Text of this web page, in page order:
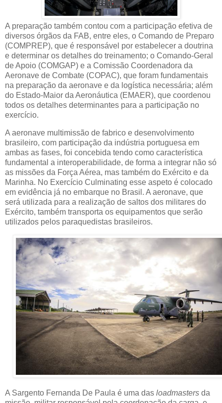
A preparação também contou com a participação efetiva de
diversos órgãos da FAB, entre eles, o Comando de Preparo
(COMPREP), que é responsável por estabelecer a doutrina
e determinar os detalhes do treinamento; o Comando-Geral
de Apoio (COMGAP) e a Comissão Coordenadora da
Aeronave de Combate (COPAC), que foram fundamentais
na preparação da aeronave e da logística necessária; além
do Estado-Maior da Aeronáutica (EMAER), que coordenou
todos os detalhes determinantes para a participação no
exercício.
A aeronave multimissão de fabrico e desenvolvimento
brasileiro, com participação da indústria portuguesa em
ambas as fases, foi concebida tendo como característica
fundamental a interoperabilidade, de forma a integrar não só
as missões da Força Aérea, mas também do Exército e da
Marinha. No Exercício Culminating esse aspeto é colocado
em evidência já no embarque no Brasil. A aeronave, que
será utilizada para a realização de saltos dos militares do
Exército, também transporta os equipamentos que serão
utilizados pelos paraquedistas brasileiros.
A Sargento Fernanda De Paula é uma das loadmasters da